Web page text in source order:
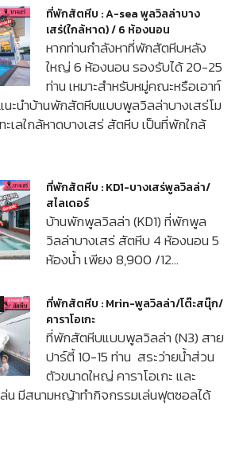
ที่พักสัตหีบ : A-sea พูลวิลล่าบาง
เสร่(ใกล้หาด) / 6 ห้องนอน
หากท่านกำลังหาที่พักสัตหีบหลัง
ใหญ่ 6 ห้องนอน รองรับได้ 20-25
ท่าน เหมาะสำหรับหมู่คณะหรือเอาท์
ะนำบ้านพักสัตหีบแบบพูลวิลล่าบางเสร่โม
ะเลใกล้หาดบางเสร่ สัตหีบ เป็นที่พักใกล้
ที่พักสัตหีบ : KD1-บางเสร่พูลวิลล่า/
สไลเดอร์
บ้านพักพูลวิลล่า (KD1) ที่พักพูล
วิลล่าบางเสร่ สัตหีบ 4 ห้องนอน 5
ห้องน้ำ เพียง 8,900 /12…
ที่พักสัตหีบ : Mrin-พูลวิลล่า/โต๊ะสนุ๊ก/
คาราโอเกะ
ที่พักสัตหีบแบบพูลวิลล่า (N3) สาย
ปาร์ตี้ 10-15 ท่าน สระว่ายน้ำส่วน
ตัวขนาดใหญ่ คาราโอเกะ และ
น มีสนามหญ้าทำกิจกรรมเล่นฟุตซอลได้